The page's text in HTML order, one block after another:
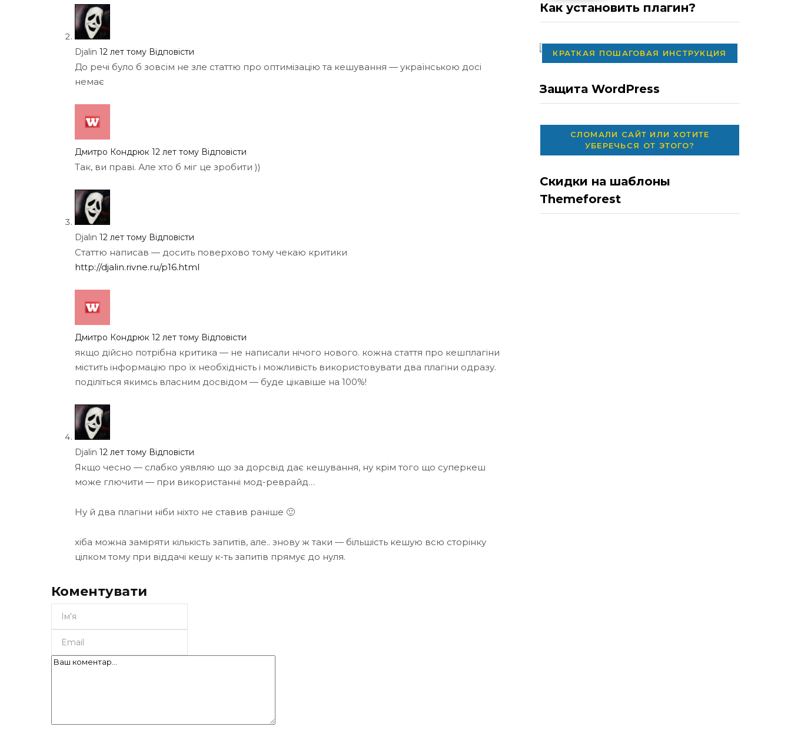
Djalin 12 лет тому Відповісти
До речі було б зовсім не зле статтю про оптимізацію та кешування — українською досі
немає
Дмитро Кондрюк 12 лет тому Відповісти
Так, ви праві. Але хто б міг це зробити ))
Djalin 12 лет тому Відповісти
Статтю написав — досить поверхово тому чекаю критики
http://djalin.rivne.ru/p16.html
Дмитро Кондрюк 12 лет тому Відповісти
якщо дійсно потрібна критика — не написали нічого нового. кожна стаття про кешплагіни
містить інформацію про їх необхідність і можливість використовувати два плагіни одразу.
поділіться якимсь власним досвідом — буде цікавіше на 100%!
Djalin 12 лет тому Відповісти
Якщо чесно — слабко уявляю що за дорсвід дає кешування, ну крім того що суперкеш
може глючити — при використанні мод-реврайд…
Ну й два плагіни ніби ніхто не ставив раніше 🙂
хіба можна заміряти кількість запитів, але.. знову ж таки — більшість кешую всю сторінку
цілком тому при віддачі кешу к-ть запитів прямує до нуля.
Коментувати
Как установить плагин?
КРАТКАЯ ПОШАГОВАЯ ИНСТРУКЦИЯ
Защита WordPress
СЛОМАЛИ САЙТ ИЛИ ХОТИТЕ
УБЕРЕЧЬСЯ ОТ ЭТОГО?
Скидки на шаблоны
Themeforest